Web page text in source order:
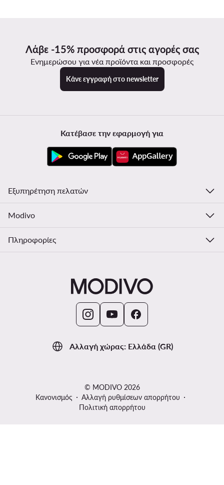
Λάβε -15% προσφορά στις αγορές σας
Ενημερώσου για νέα προϊόντα και προσφορές
Κάνε εγγραφή στο newsletter
Αλλαγή χώρας: Ελλάδα (GR)
Κατέβασε την εφαρμογή για
Εξυπηρέτηση πελατών
Modivo
Πληροφορίες
© MODIVO 2026
Κανονισμός
Αλλαγή ρυθμίσεων απορρήτου
Πολιτική απορρήτου